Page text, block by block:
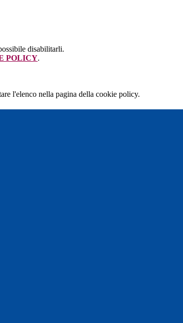
disabilitarli.
POLICY.
l'elenco nella pagina della cookie policy.